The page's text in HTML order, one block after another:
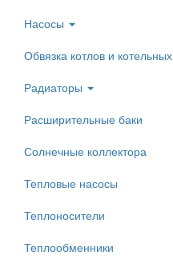
Насосы
Обвязка котлов и котельных
Радиаторы
Расширительные баки
Солнечные коллектора
Тепловые насосы
Теплоносители
Теплообменники